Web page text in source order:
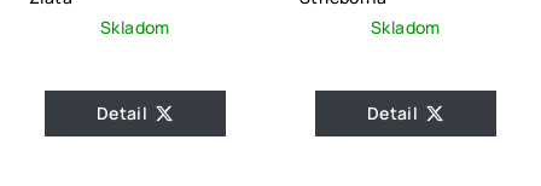
Skladom
Detail
Skladom
Detail